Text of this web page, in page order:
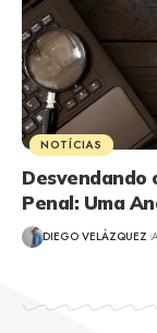
NOTÍCIAS
Desvendando
Penal: Uma
DIEGO VELÁZQUEZ